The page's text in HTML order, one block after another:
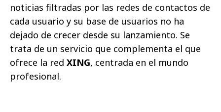
noticias filtradas por las redes de contactos de
cada usuario y su base de usuarios no ha
dejado de crecer desde su lanzamiento. Se
trata de un servicio que complementa el que
ofrece la red XING, centrada en el mundo
profesional.